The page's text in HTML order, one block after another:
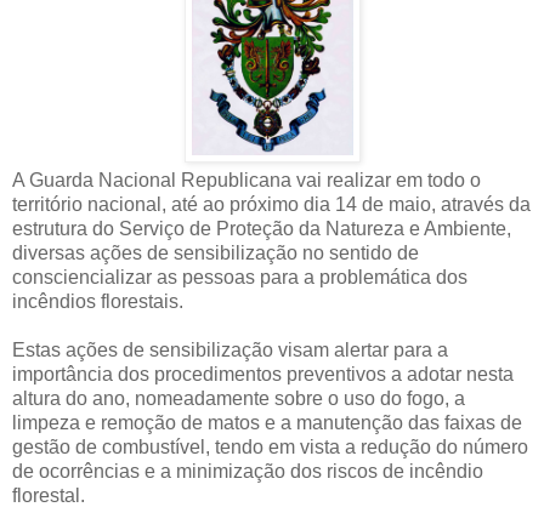
A Guarda Nacional Republicana vai realizar em todo o
território nacional, até ao próximo dia 14 de maio, através da
estrutura do Serviço de Proteção da Natureza e Ambiente,
diversas ações de sensibilização no sentido de
consciencializar as pessoas para a problemática dos
incêndios florestais.
Estas ações de sensibilização visam alertar para a
importância dos procedimentos preventivos a adotar nesta
altura do ano, nomeadamente sobre o uso do fogo, a
limpeza e remoção de matos e a manutenção das faixas de
gestão de combustível, tendo em vista a redução do número
de ocorrências e a minimização dos riscos de incêndio
florestal.